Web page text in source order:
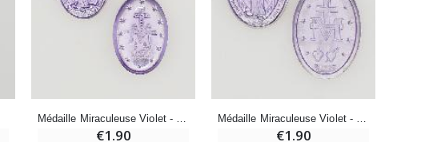
-20%
Médaille Miraculeuse Violet - 14mm
€1.90
Médaille Miraculeuse Violet - 18mm
€1.90